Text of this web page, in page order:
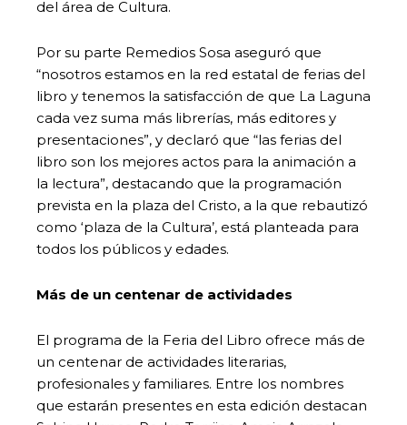
del área de Cultura.
Por su parte Remedios Sosa aseguró que
“nosotros estamos en la red estatal de ferias del
libro y tenemos la satisfacción de que La Laguna
cada vez suma más librerías, más editores y
presentaciones”, y declaró que “las ferias del
libro son los mejores actos para la animación a
la lectura”, destacando que la programación
prevista en la plaza del Cristo, a la que rebautizó
como ‘plaza de la Cultura’, está planteada para
todos los públicos y edades.
Más de un centenar de actividades
El programa de la Feria del Libro ofrece más de
un centenar de actividades literarias,
profesionales y familiares. Entre los nombres
que estarán presentes en esta edición destacan